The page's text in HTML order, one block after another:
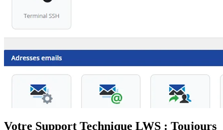
Votre Support Technique LWS : Toujours